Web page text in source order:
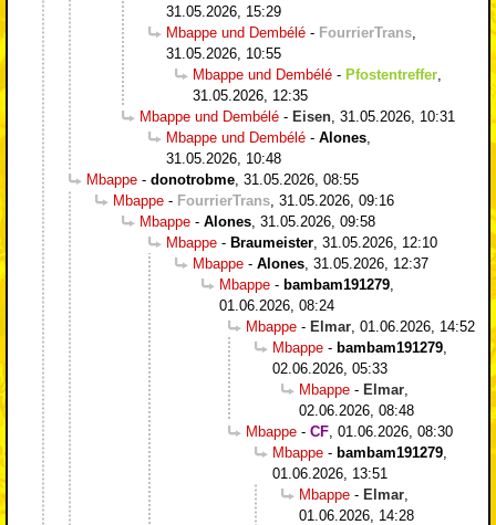
31.05.2026, 15:29
Mbappe und Dembélé - FourrierTrans
31.05.2026, 10:55
Mbappe und Dembélé - Pfostentreffer
31.05.2026, 12:35
Mbappe und Dembélé - Eisen 31.05.2026, 10:31
Mbappe und Dembélé - Alones
31.05.2026, 10:48
Mbappe - donotrobme 31.05.2026, 08:55
Mbappe - FourrierTrans 31.05.2026, 09:16
Mbappe - Alones 31.05.2026, 09:58
Mbappe - Braumeister 31.05.2026, 12:10
Mbappe - Alones 31.05.2026, 12:37
Mbappe - bambam191279
01.06.2026, 08:24
Mbappe - Elmar 01.06.2026, 14:52
Mbappe - bambam191279
02.06.2026, 05:33
Mbappe - Elmar
02.06.2026, 08:48
Mbappe - CF 01.06.2026, 08:30
Mbappe - bambam191279
01.06.2026, 13:51
Mbappe - Elmar
01.06.2026, 14:28